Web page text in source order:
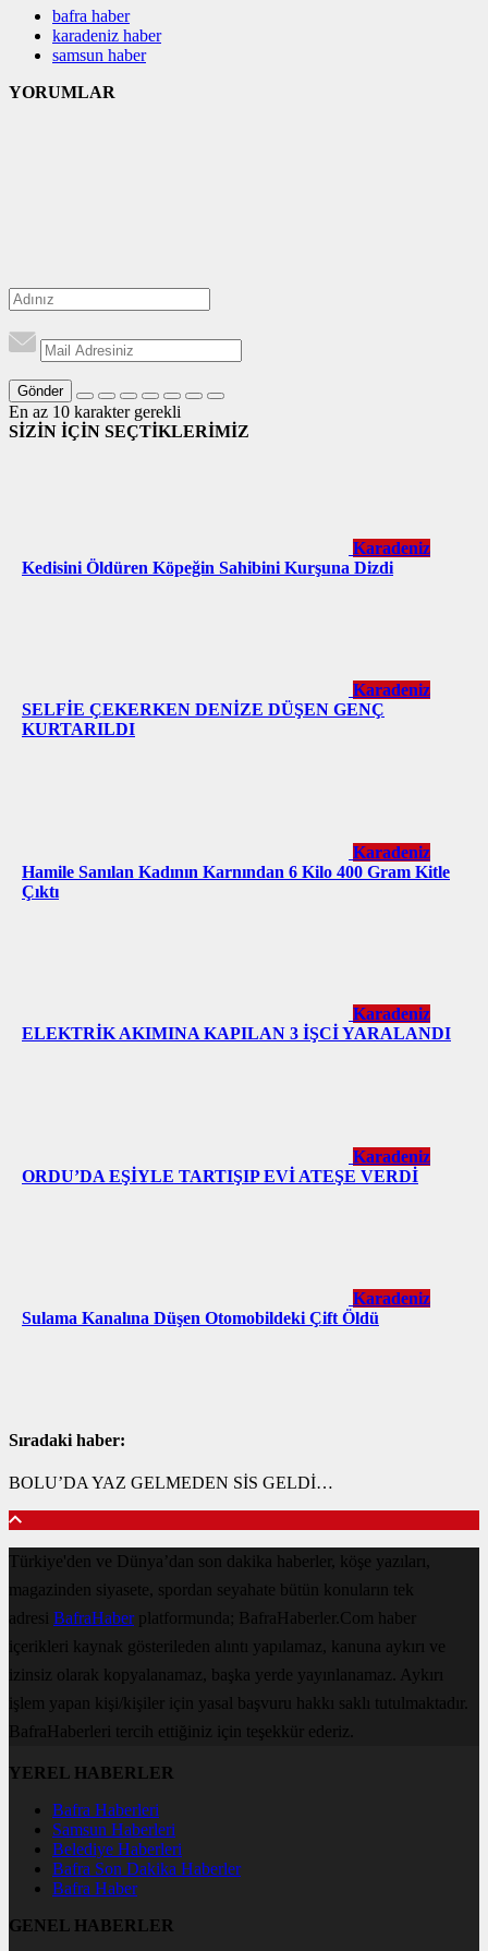
bafra haber
karadeniz haber
samsun haber
YORUMLAR
Gönder
En az 10 karakter gerekli
SİZİN İÇİN SEÇTİKLERİMİZ
Karadeniz
Kedisini Öldüren Köpeğin Sahibini Kurşuna Dizdi
Karadeniz
SELFİE ÇEKERKEN DENİZE DÜŞEN GENÇ
KURTARILDI
Karadeniz
Hamile Sanılan Kadının Karnından 6 Kilo 400 Gram Kitle
Çıktı
Karadeniz
ELEKTRİK AKIMINA KAPILAN 3 İŞCİ YARALANDI
Karadeniz
ORDU’DA EŞİYLE TARTIŞIP EVİ ATEŞE VERDİ
Karadeniz
Sulama Kanalına Düşen Otomobildeki Çift Öldü
Sıradaki haber:
BOLU’DA YAZ GELMEDEN SİS GELDİ…
Türkiye'den ve Dünya’dan son dakika haberler, köşe yazıları,
magazinden siyasete, spordan seyahate bütün konuların tek
adresi BafraHaberplatformunda; BafraHaberler.Com haber
içerikleri kaynak gösterileden alıntı yapılamaz, kanuna aykırı ve
izinsiz olarak kopyalanamaz, başka yerde yayınlanamaz. Aykırı
işlem yapan kişi/kişiler için yasal başvuru hakkı saklı tutulmaktadır.
BafraHaberleri tercih ettiğiniz için teşekkür ederiz.
YEREL HABERLER
Bafra Haberleri
Samsun Haberleri
Belediye Haberleri
Bafra Son Dakika Haberler
Bafra Haber
GENEL HABERLER